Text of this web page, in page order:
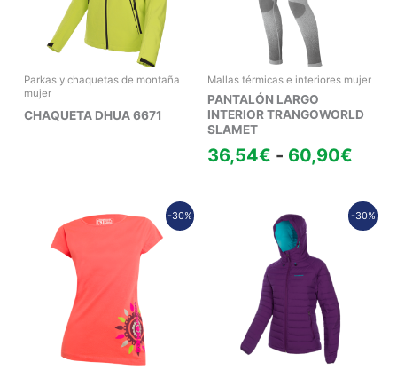
Parkas y chaquetas de montaña
mujer
CHAQUETA DHUA 6671
Mallas térmicas e interiores mujer
PANTALÓN LARGO
INTERIOR TRANGOWORLD
SLAMET
36,54€ - 60,90€
-30%
Rango
de
-30%
El
precio
original
era:
259,90€.
El